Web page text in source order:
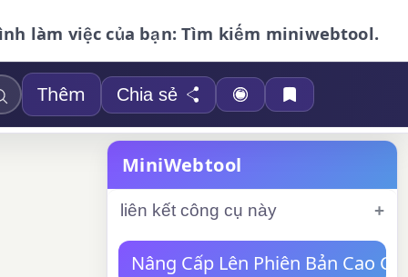
làm việc của bạn: Tìm kiếm miniwebtool.
Thêm Chia sẻ
MiniWebtool
liên kết công cụ này
Nâng Cấp Lên Phiên Bản Cao